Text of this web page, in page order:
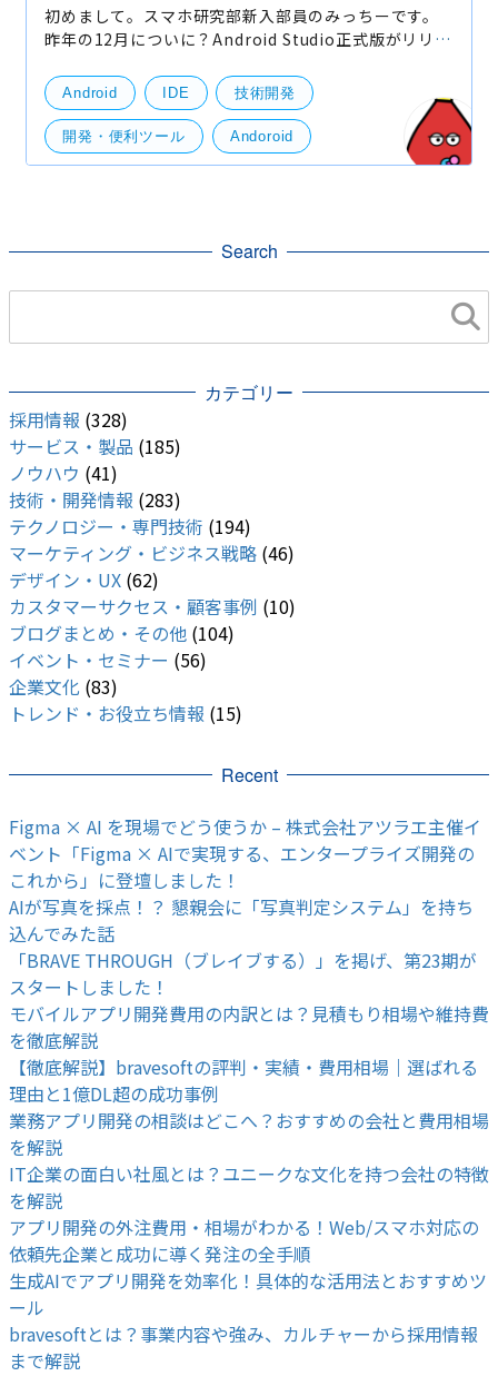
初めまして。スマホ研究部新入部員のみっちーです。
昨年の12月についに？Android Studio正式版がリリー
Android Studioがメインに表示されるようになり、今
後はこち
Android IDE 技術開発
開発・便利ツール Andoroid
Search
カテゴリー
採用情報 (328)
サービス・製品 (185)
ノウハウ (41)
技術・開発情報 (283)
テクノロジー・専門技術 (194)
マーケティング・ビジネス戦略 (46)
デザイン・UX (62)
カスタマーサクセス・顧客事例 (10)
ブログまとめ・その他 (104)
イベント・セミナー (56)
企業文化 (83)
トレンド・お役立ち情報 (15)
Recent
Figma × AI を現場でどう使うか – 株式会社アツラエ主催イ
ベント「Figma × AIで実現する、エンタープライズ開発の
これから」に登壇しました！
AIが写真を採点！？ 懇親会に「写真判定システム」を持ち
込んでみた話
「BRAVE THROUGH（ブレイブする）」を掲げ、第23期が
スタートしました！
モバイルアプリ開発費用の内訳とは？見積もり相場や維持費
を徹底解説
【徹底解説】bravesoftの評判・実績・費用相場｜選ばれる
理由と1億DL超の成功事例
業務アプリ開発の相談はどこへ？おすすめの会社と費用相場
を解説
IT企業の面白い社風とは？ユニークな文化を持つ会社の特徴
を解説
アプリ開発の外注費用・相場がわかる！Web/スマホ対応の
依頼先企業と成功に導く発注の全手順
生成AIでアプリ開発を効率化！具体的な活用法とおすすめツ
ール
bravesoftとは？事業内容や強み、カルチャーから採用情報
まで解説